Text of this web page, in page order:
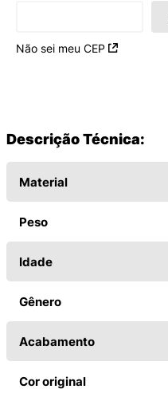
Não sei meu CEP
Descrição Técnica:
Material
Peso
Idade
Gênero
Acabamento
Cor original